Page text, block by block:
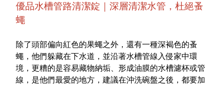
優品水槽管路清潔錠｜深層清潔水管，杜絕蚤
蠅
除了頭部偏向紅色的果蠅之外，還有一種深褐色的蚤
蠅，他們躲藏在下水道，並沿著水槽管線入侵家中環
境，更糟的是容易藏物納垢、形成油膜的水槽濾杯或管
線，是他們最愛的地方，建議在沖洗碗盤之後，都要加